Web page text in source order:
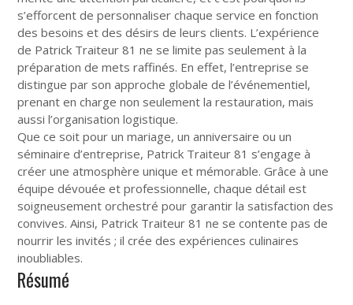
s’efforcent de personnaliser chaque service en fonction
des besoins et des désirs de leurs clients. L’expérience
de Patrick Traiteur 81 ne se limite pas seulement à la
préparation de mets raffinés. En effet, l’entreprise se
distingue par son approche globale de l’événementiel,
prenant en charge non seulement la restauration, mais
aussi l’organisation logistique.
Que ce soit pour un mariage, un anniversaire ou un
séminaire d’entreprise, Patrick Traiteur 81 s’engage à
créer une atmosphère unique et mémorable. Grâce à une
équipe dévouée et professionnelle, chaque détail est
soigneusement orchestré pour garantir la satisfaction des
convives. Ainsi, Patrick Traiteur 81 ne se contente pas de
nourrir les invités ; il crée des expériences culinaires
inoubliables.
Résumé